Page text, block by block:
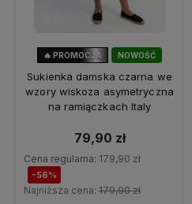
NOWOŚĆ
🔥 PROMOCJA
Sukienka damska czarna we
wzory wiskoza asymetryczna
na ramiączkach Italy
79,90 zł
Cena regularna: 179,90 zł
-56%
Najniższa cena: 179,90 zł